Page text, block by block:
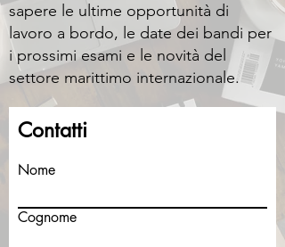
sapere le ultime opportunità di
lavoro a bordo, le date dei bandi per
i prossimi esami e le novità del
settore marittimo internazionale.
Contatti
Nome
Cognome